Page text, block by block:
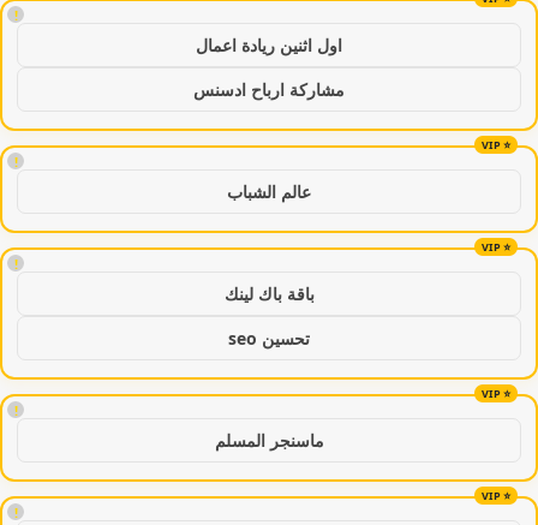
!
اول اثنين ريادة اعمال
مشاركة ارباح ادسنس
!
عالم الشباب
!
باقة باك لينك
تحسين seo
!
ماسنجر المسلم
!